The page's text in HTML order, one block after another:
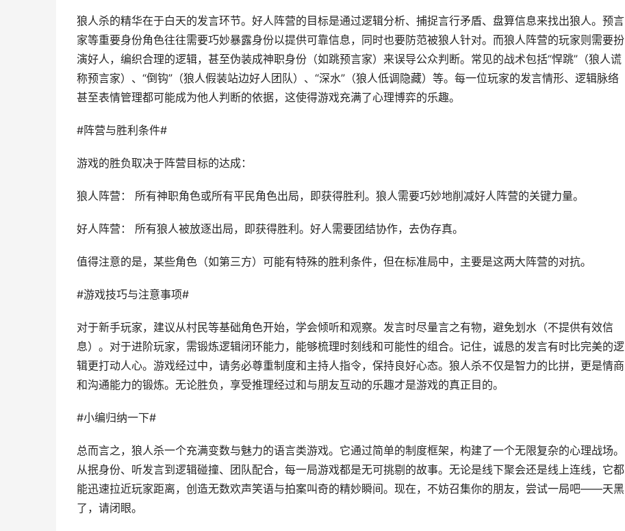
狼人杀的精华在于白天的发言环节。好人阵营的目标是通过逻辑分析、捕捉言行矛盾、盘算信息来找出狼人。预言
家等重要身份角色往往需要巧妙暴露身份以提供可靠信息，同时也要防范被狼人针对。而狼人阵营的玩家则需要扮
演好人，编织合理的逻辑，甚至伪装成神职身份（如跳预言家）来误导公众判断。常见的战术包括“悍跳”（狼人谎
称预言家）、“倒钩”（狼人假装站边好人团队）、“深水”（狼人低调隐藏）等。每一位玩家的发言情形、逻辑脉络
甚至表情管理都可能成为他人判断的依据，这使得游戏充满了心理博弈的乐趣。
#阵营与胜利条件#
游戏的胜负取决于阵营目标的达成：
狼人阵营： 所有神职角色或所有平民角色出局，即获得胜利。狼人需要巧妙地削减好人阵营的关键力量。
好人阵营： 所有狼人被放逐出局，即获得胜利。好人需要团结协作，去伪存真。
值得注意的是，某些角色（如第三方）可能有特殊的胜利条件，但在标准局中，主要是这两大阵营的对抗。
#游戏技巧与注意事项#
对于新手玩家，建议从村民等基础角色开始，学会倾听和观察。发言时尽量言之有物，避免划水（不提供有效信
息）。对于进阶玩家，需锻炼逻辑闭环能力，能够梳理时刻线和可能性的组合。记住，诚恳的发言有时比完美的逻
辑更打动人心。游戏经过中，请务必尊重制度和主持人指令，保持良好心态。狼人杀不仅是智力的比拼，更是情商
和沟通能力的锻炼。无论胜负，享受推理经过和与朋友互动的乐趣才是游戏的真正目的。
#小编归纳一下#
总而言之，狼人杀一个充满变数与魅力的语言类游戏。它通过简单的制度框架，构建了一个无限复杂的心理战场。
从抿身份、听发言到逻辑碰撞、团队配合，每一局游戏都是无可挑剔的故事。无论是线下聚会还是线上连线，它都
能迅速拉近玩家距离，创造无数欢声笑语与拍案叫奇的精妙瞬间。现在，不妨召集你的朋友，尝试一局吧——天黑
了，请闭眼。